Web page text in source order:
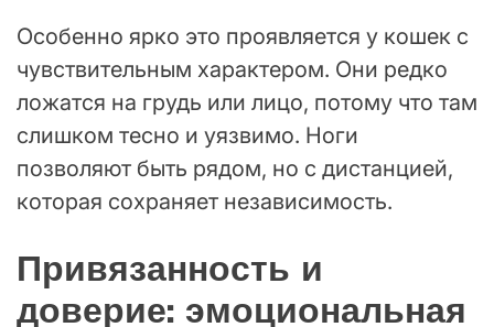
Особенно ярко это проявляется у кошек с
чувствительным характером. Они редко
ложатся на грудь или лицо, потому что там
слишком тесно и уязвимо. Ноги
позволяют быть рядом, но с дистанцией,
которая сохраняет независимость.
Привязанность и
доверие: эмоциональная